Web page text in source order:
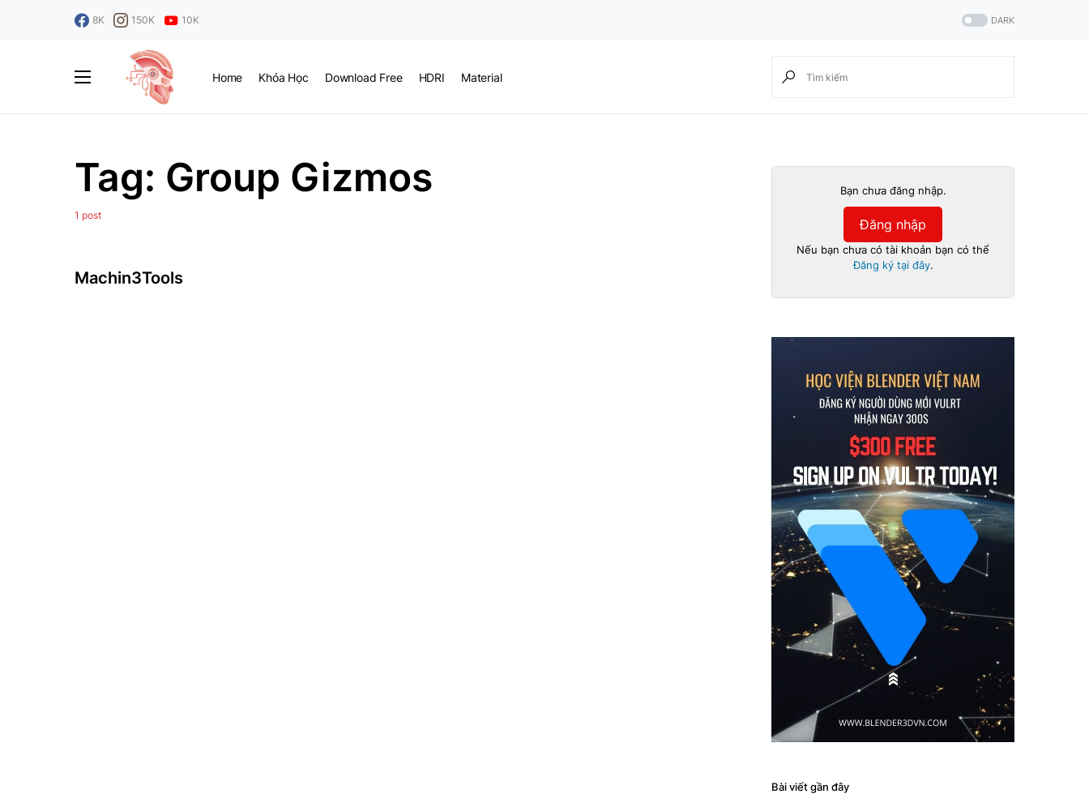
8K 150K 10K DARK
Home Khóa Học Download Free HDRI Material
Tag: Group Gizmos
1 post
Machin3Tools
Bạn chưa đăng nhập.
Đăng nhập
Nếu bạn chưa có tài khoản bạn có thể
Đăng ký tại đây.
Bài viết gần đây